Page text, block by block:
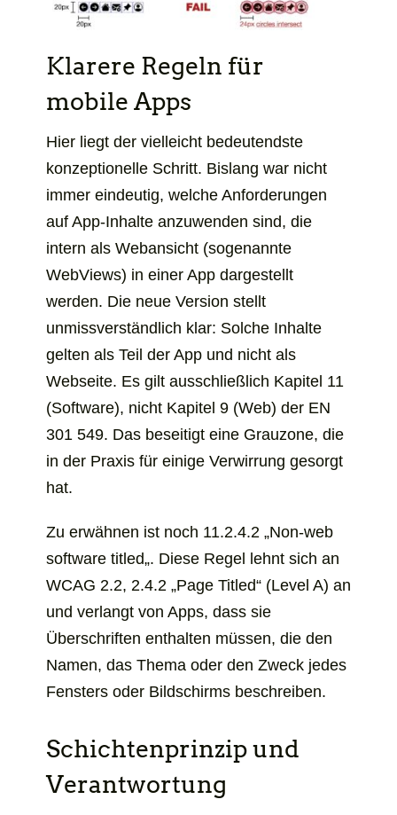
Klarere Regeln für
mobile Apps
Hier liegt der vielleicht bedeutendste
konzeptionelle Schritt. Bislang war nicht
immer eindeutig, welche Anforderungen
auf App-Inhalte anzuwenden sind, die
intern als Webansicht (sogenannte
WebViews) in einer App dargestellt
werden. Die neue Version stellt
unmissverständlich klar: Solche Inhalte
gelten als Teil der App und nicht als
Webseite. Es gilt ausschließlich Kapitel 11
(Software), nicht Kapitel 9 (Web) der EN
301 549. Das beseitigt eine Grauzone, die
in der Praxis für einige Verwirrung gesorgt
hat.
Zu erwähnen ist noch 11.2.4.2 „Non-web
software titled„. Diese Regel lehnt sich an
WCAG 2.2, 2.4.2 „Page Titled“ (Level A) an
und verlangt von Apps, dass sie
Überschriften enthalten müssen, die den
Namen, das Thema oder den Zweck jedes
Fensters oder Bildschirms beschreiben.
Schichtenprinzip und
Verantwortung